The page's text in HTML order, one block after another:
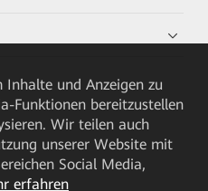
und Anzeigen zu
Funktionen bereitzustellen
Wir teilen auch
unserer Website mit
Social Media,
erfahren